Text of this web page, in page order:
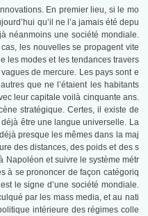
En premier lieu, si le mo
qu’il ne l’a jamais été depu
néanmoins une société mondiale.
les nouvelles se propagent vite
les modes et les tendances travers
de mercure. Les pays sont e
que ne l’étaient les habitants
leur capitale voilà cinquante ans.
stratégique. Certes, il existe de
être une langue universelle. La
presque les mêmes dans la maj
des distances, des poids et des s
Napoléon et suivre le système métr
à se prononcer de façon catégoriq
le signe d’une société mondiale.
par les mass media, et au nati
intérieure des régimes colle